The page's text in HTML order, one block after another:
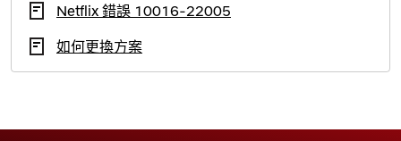
Netflix 錯誤 10016-22005
如何更換方案